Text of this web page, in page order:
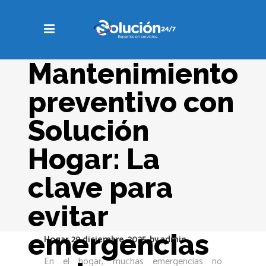
Mantenimiento
preventivo con
Solución
Hogar: La
clave para
evitar
emergencias
Hogar 29 diciembre, 2025 byadmin
En el hogar, muchas emergencias no